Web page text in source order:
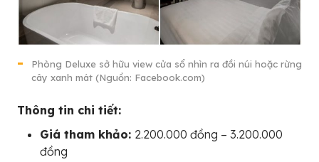
Phòng Deluxe sở hữu view cửa sổ nhìn ra đồi núi hoặc rừng
cây xanh mát (Nguồn: Facebook.com)
Thông tin chi tiết:
Giá tham khảo: 2.200.000 đồng – 3.200.000
đồng